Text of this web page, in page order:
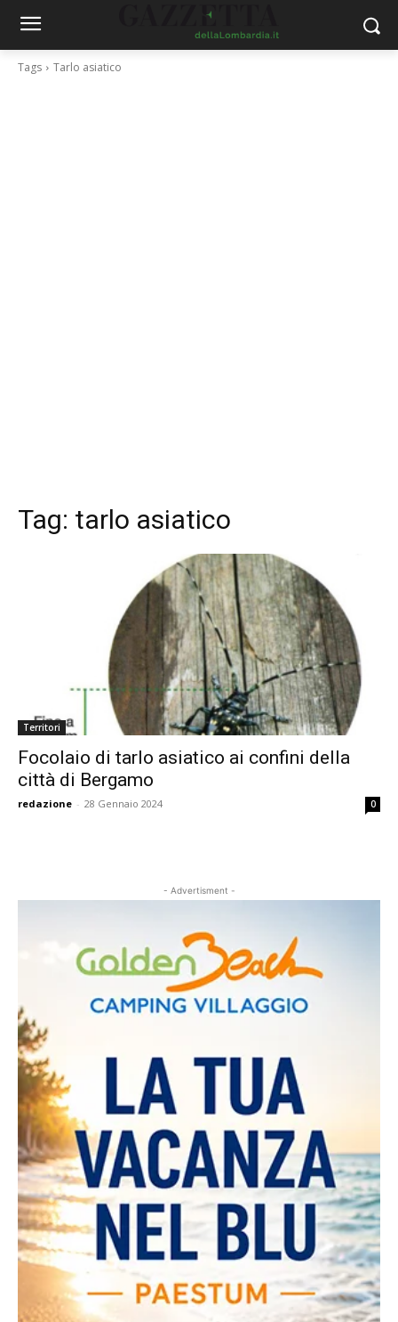
Tags Tarlo asiatico
Tag: tarlo asiatico
Territori
Focolaio di tarlo asiatico ai confini della
città di Bergamo
redazione - 28 Gennaio 2024 0
- Advertisment -